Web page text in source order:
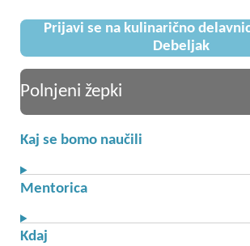
Prijavi se na kulinarično
Debeljak
Polnjeni žepki
Kaj se bomo naučili
Mentorica
Kdaj